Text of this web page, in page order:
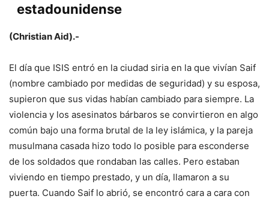
estadounidense
(Christian Aid).-
El día que ISIS entró en la ciudad siria en la que vivían Saif
(nombre cambiado por medidas de seguridad) y su esposa,
supieron que sus vidas habían cambiado para siempre. La
violencia y los asesinatos bárbaros se convirtieron en algo
común bajo una forma brutal de la ley islámica, y la pareja
musulmana casada hizo todo lo posible para esconderse
de los soldados que rondaban las calles. Pero estaban
viviendo en tiempo prestado, y un día, llamaron a su
puerta. Cuando Saif lo abrió, se encontró cara a cara con